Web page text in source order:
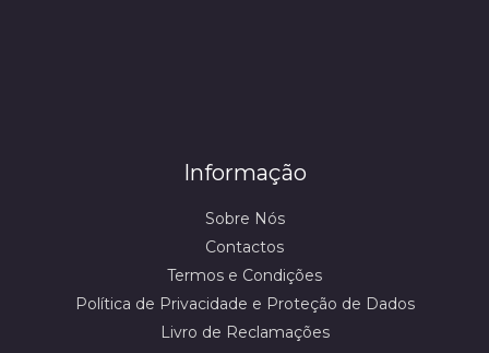
Informação
Sobre Nós
Contactos
Termos e Condições
Política de Privacidade e Proteção de Dados
Livro de Reclamações